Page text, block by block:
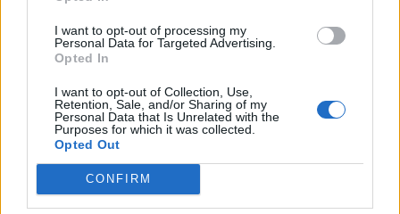
I want to opt-out of processing my
Personal Data for Targeted Advertising.
Opted In
I want to opt-out of Collection, Use,
Retention, Sale, and/or Sharing of my
Personal Data that Is Unrelated with the
Purposes for which it was collected.
Opted Out
CONFIRM
máj 2023
apríl 2023
marec 2023
február 2023
január 2023